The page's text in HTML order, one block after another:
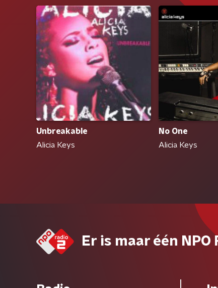
Unbreakable
Alicia Keys
No One
Alicia Keys
Er is maar één NPO